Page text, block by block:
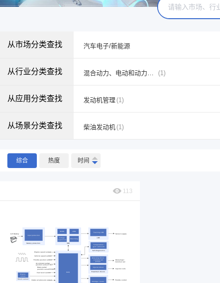
从市场分类查找 汽车电子/新能源
从行业分类查找 混合动力、电动和动力总成系统 (1)
从应用分类查找 发动机管理 (1)
从场景分类查找 柴油发动机 (1)
综合 热度 时间
113